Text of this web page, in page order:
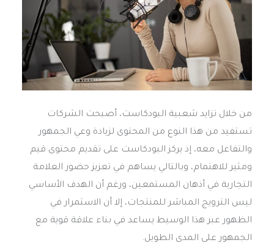
من خلال تزايد شعبية البودكاست، أصبحت الشركات
تستفيد من هذا النوع من المحتوى لزيادة وعي الجمهور
والتفاعل معه، إذ يركز البودكاست على تقديم محتوى قيم
ومثير للاهتمام، وبالتالي يساهم في تعزيز حضور العلامة
التجارية في أذهان المستمعين، ورغم أن الهدف الأساسي
ليس الترويج المباشر للمنتجات، إلا أن الاستمرار في
الظهور عبر هذا الوسيط يساعد في بناء علاقة قوية مع
الجمهور على المدى الطويل.